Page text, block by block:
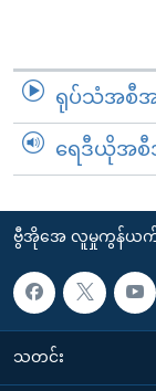
ရုပ်သံအစီအ
ရေဒီယိုအစီအ
ဗွီအိုအေ လူမှုကွန်ယက်မ
သတင်း